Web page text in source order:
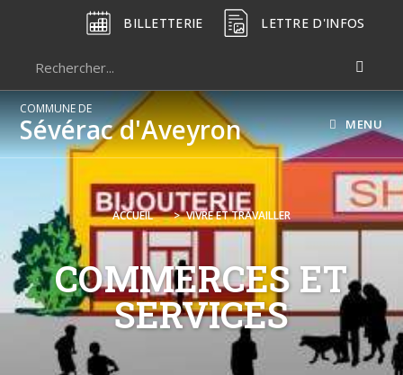
BILLETTERIE LETTRE D'INFOS
COMMUNE DE
Sévérac d'Aveyron MENU
ACCUEIL > VIVRE ET TRAVAILLER
COMMERCES ET
SERVICES